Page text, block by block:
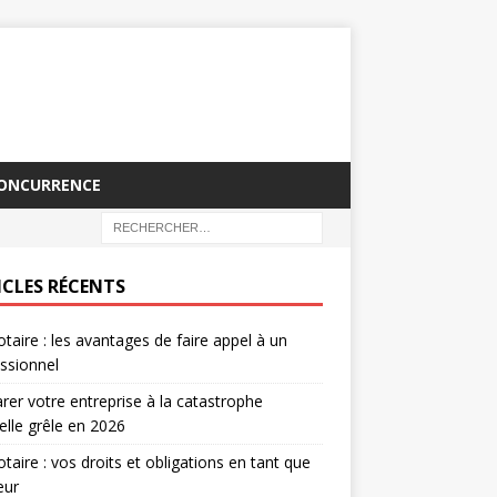
RÉCENTS
: les avantages de faire appel à un
votre entreprise à la catastrophe
grêle en 2026
: vos droits et obligations en tant que